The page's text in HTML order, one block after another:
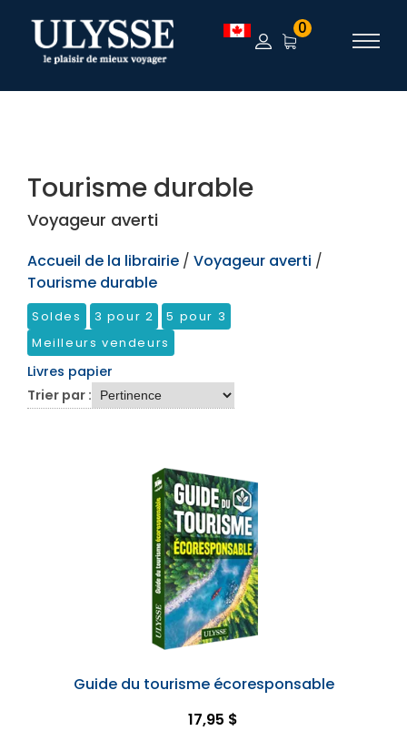
TEST 0
Tourisme durable
Voyageur averti
Accueil de la librairie / Voyageur averti /
Tourisme durable
Soldes 3 pour 2
5 pour 3
Meilleurs vendeurs
Livres papier
Trier par :
Guide du tourisme écoresponsable
17,95 $